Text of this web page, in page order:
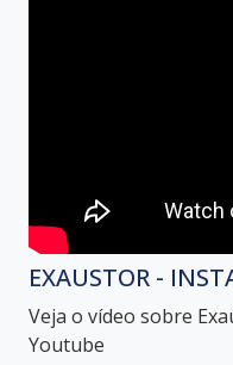
EXAUSTOR -
Veja o vídeo sobre
Youtube